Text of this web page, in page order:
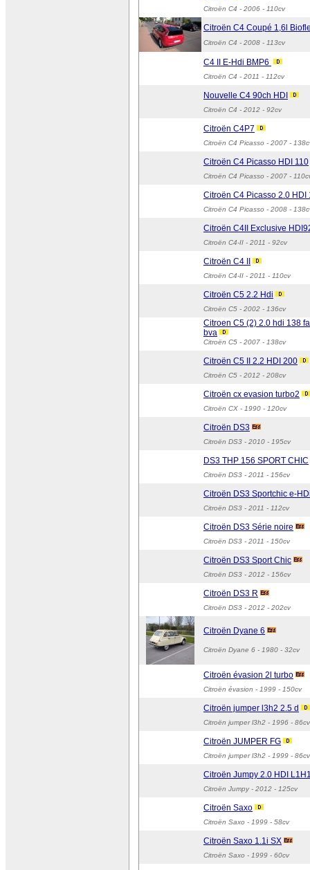
Citroën C4 - 2006 - 110cv
Citroën C4 Coupé 1,6l
Citroën C4 - 2008 - 113cv
C4 II E-Hdi BMP6
Citroën C4 - 2011 - 112cv
Nouvelle C4 90ch HDI
Citroën C4 - 2012 - 92cv
Citroën C4P7
Citroën C4 Picasso - 2007 -
Citroën C4 Picasso HDI 110
Citroën C4 Picasso - 2007 -
Citroën C4 Picasso 2.0 HDI
Citroën C4 Picasso - 2008 -
Citroën C4II Exclusive
Citroën C4-II - 2011 - 92cv
Citroën C4 II
Citroën C4-II - 2011 - 110cv
Citroën C5 2.2 Hdi
Citroën C5 - 2002 - 136cv
Citroen C5 (2) 2.0 hdi 138
bva
Citroën C5 - 2007 - 138cv
Citroën C5 II 2.2 HDI 200
Citroën C5 - 2012 - 208cv
Citroën cx evasion turbo2
Citroën CX - 1990 - 120cv
Citroën DS3
Citroën DS3 - 2010 - 195cv
DS3 THP 156 SPORT CHIC
Citroën DS3 - 2011 - 156cv
Citroën DS3 Sportchic e-
Citroën DS3 - 2011 - 112cv
Citroën DS3 Série noire
Citroën DS3 - 2011 - 150cv
Citroën DS3 Sport Chic
Citroën DS3 - 2012 - 156cv
Citroën DS3 R
Citroën DS3 - 2012 - 202cv
Citroën Dyane 6
Citroën Dyane 6 - 1980 - 32cv
Citroën évasion 2l turbo
Citroën évasion - 1999 - 150cv
Citroën jumper l3h2 2.5 d
Citroën jumper l3h2 - 1996 - 86cv
Citroën JUMPER FG
Citroën jumper l3h2 - 1999 - 86cv
Citroën Jumpy 2.0 HDI
Citroën Jumpy- 2012 - 125cv
Citroën Saxo
Citroën Saxo - 1999 - 58cv
Citroën Saxo 1.1i SX
Citroën Saxo - 1999 - 60cv